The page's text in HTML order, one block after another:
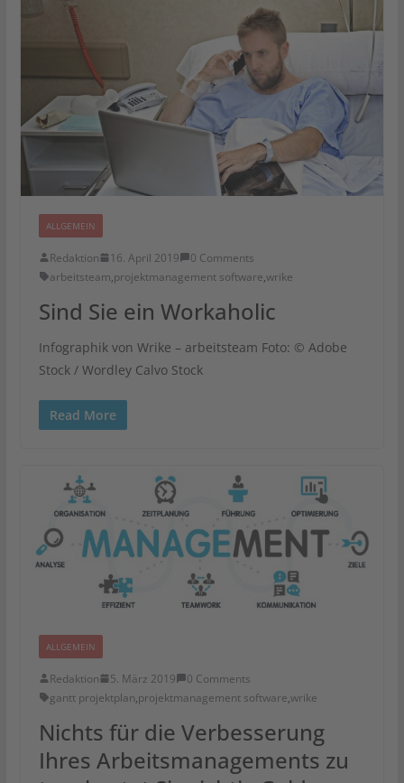
ALLGEMEIN
Redaktion 16. April 2019
0 Comments
arbeitsteam,projektmanagement software,wrike
Sind Sie ein Workaholic
Infographik von Wrike – arbeitsteam Foto: © Adobe
Stock / Wordley Calvo Stock
Read More
ALLGEMEIN
Redaktion 5. März 2019
0 Comments
gantt projektplan,projektmanagement software,wrike
Nichts für die Verbesserung
Ihres Arbeitsmanagements zu